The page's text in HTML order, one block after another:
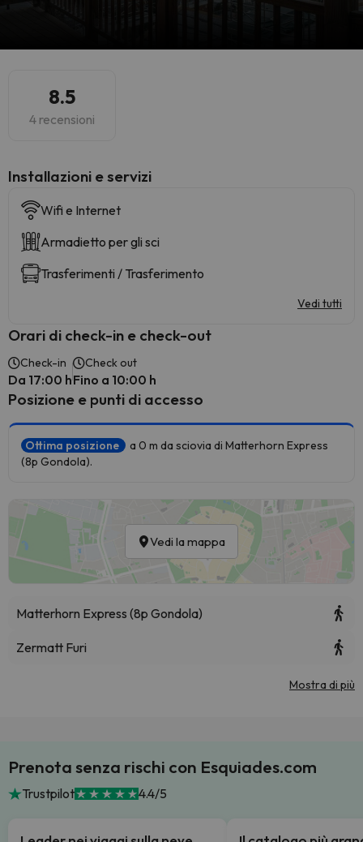
8.5
4 recensioni
Installazioni e servizi
Wifi e Internet
Armadietto per gli sci
Trasferimenti / Trasferimento
Vedi tutti
Orari di check-in e check-out
Check-in
Da 17:00 h
Check out
Fino a 10:00 h
Posizione e punti di accesso
Ottima posizione
a 0 m da sciovia di Matterhorn Express
(8p Gondola).
Vedi la mappa
Matterhorn Express (8p Gondola)
Zermatt Furi
Mostra di più
Prenota senza rischi con Esquiades.com
Trustpilot 4.4/5